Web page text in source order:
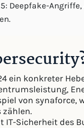
Deepfake-
ein konkreter
von synaforce,
zählen.
IT-Sicherheit